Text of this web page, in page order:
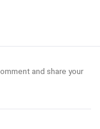
and share your